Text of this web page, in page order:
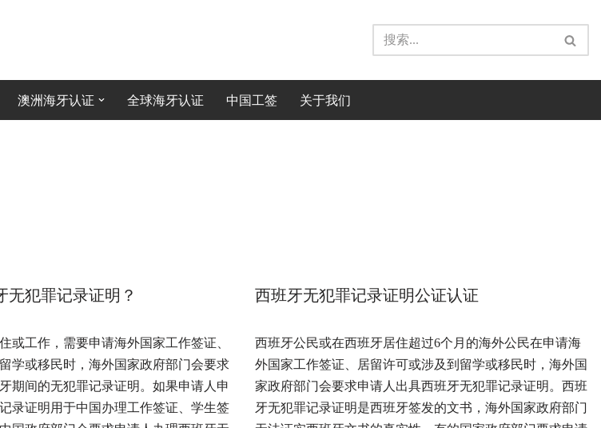
澳洲海牙认证 全球海牙认证 中国工签 关于我们
无犯罪记录证明？
或工作，需要申请海外国家工作签证、
学或移民时，海外国家政府部门会要求
期间的无犯罪记录证明。如果申请人申
录证明用于中国办理工作签证、学生签
西班牙无犯罪记录证明公证认证
西班牙公民或在西班牙居住超过6个月的海外公民在申请海
外国家工作签证、居留许可或涉及到留学或移民时，海外国
家政府部门会要求申请人出具西班牙无犯罪记录证明。西班
牙无犯罪记录证明是西班牙签发的文书，海外国家政府部门